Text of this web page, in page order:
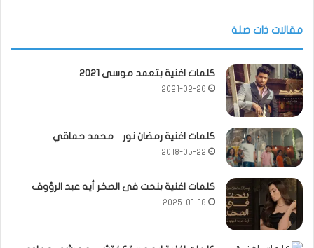
مقالات ذات صلة
كلمات اغنية بتعمد موسى 2021
2021-02-26
كلمات اغنية رمضان نور – محمد حماقي
2018-05-22
كلمات اغنية بنحت فى الصخر أيه عبد الرؤوف
2025-01-18